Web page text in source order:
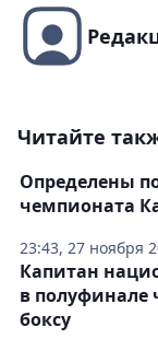
Читайте
23:43, 27 ноября
Определены
чемпионата
Капитан
в полуфинале
боксу